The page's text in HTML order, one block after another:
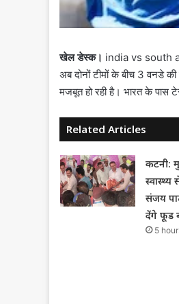
खेल डेस्क। india vs south
अब दोनों टीमों के बीच 3 वनडे
मजबूत हो रही है। भारत के पास
Related Articles
कटनी:
संजय
देंगे फूड
5